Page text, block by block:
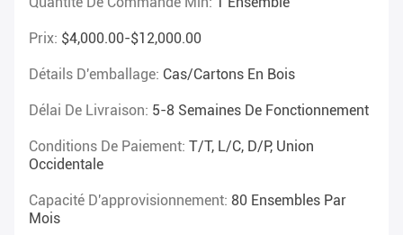
Prix: $4,000.00-$12,000.00
Détails D'emballage: Cas/cartons En Bois
Délai De Livraison: 5-8 Semaines De Fonctionnement
Conditions De Paiement: T/T, L/C, D/P, Union
Occidentale
Capacité D'approvisionnement: 80 Ensembles Par
Mois